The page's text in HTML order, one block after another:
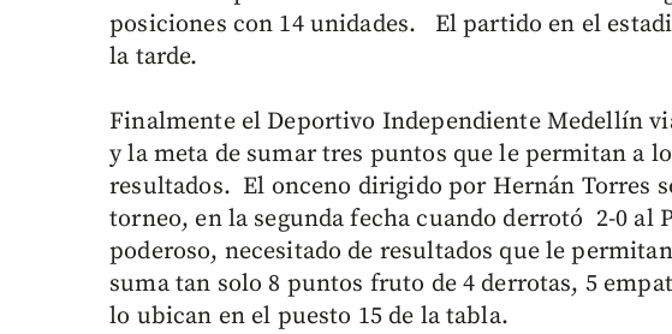
posiciones con 14 unidades. El partido en el
la tarde.
Finalmente el Deportivo Independiente Medellín
y la meta de sumar tres puntos que le permitan a
resultados. El onceno dirigido por Hernán Torres
torneo, en la segunda fecha cuando derrotó 2-0 al
poderoso, necesitado de resultados que le
suma tan solo 8 puntos fruto de 4 derrotas, 5
lo ubican en el puesto 15 de la tabla.